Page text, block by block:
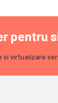
pentru
si virtualizare